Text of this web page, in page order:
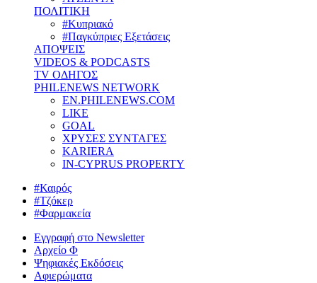
ΠΟΛΙΤΙΚΗ
#Κυπριακό
#Παγκύπριες Εξετάσεις
ΑΠΟΨΕΙΣ
VIDEOS & PODCASTS
TV ΟΔΗΓΟΣ
PHILENEWS NETWORK
EN.PHILENEWS.COM
LIKE
GOAL
ΧΡΥΣΕΣ ΣΥΝΤΑΓΕΣ
KARIERA
IN-CYPRUS PROPERTY
#Καιρός
#Τζόκερ
#Φαρμακεία
Εγγραφή στο Newsletter
Αρχείο Φ
Ψηφιακές Εκδόσεις
Αφιερώματα